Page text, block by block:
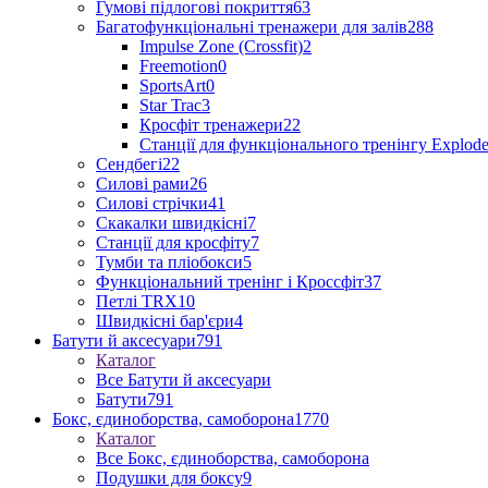
Гумові підлогові покриття63
Багатофункціональні тренажери для залів288
Impulse Zone (Crossfit)2
Freemotion0
SportsArt0
Star Trac3
Кросфіт тренажери22
Станції для функціонального тренінгу Explode
Сендбегі22
Силові рами26
Силові стрічки41
Скакалки швидкісні7
Станції для кросфіту7
Тумби та пліобокси5
Функціональний тренінг і Кроссфіт37
Петлі TRX10
Швидкісні бар'єри4
Батути й аксесуари791
Каталог
Все Батути й аксесуари
Батути791
Бокс, єдиноборства, самоборона1770
Каталог
Все Бокс, єдиноборства, самоборона
Подушки для боксу9